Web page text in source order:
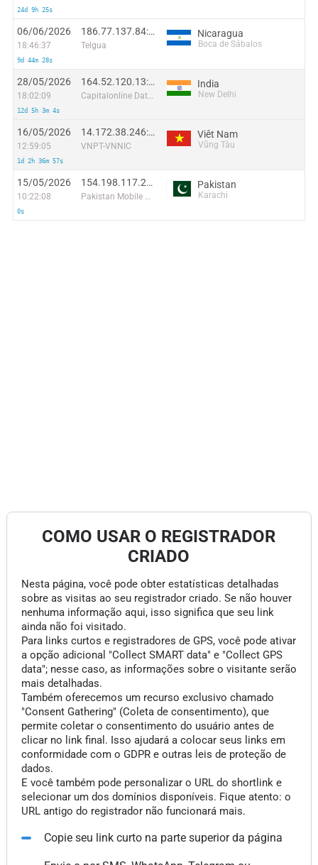
24d 9h 25s
06/06/2026
18:46:37
9d 44m 28s
186.77.137.84:15853
Telgua
Nicaragua
Boca de Sábalos
28/05/2026
18:02:09
12d 5h 3m 4s
164.52.120.13:15529
Capitalonline Data Service (HK) Co
India
New Delhi
16/05/2026
12:59:05
1d 2h 36m 57s
14.172.38.246:45744
VNPT-VNNIC
Viêt Nam
Vũng Tàu
15/05/2026
10:22:08
0s
154.198.117.254:39270
Pakistan Mobile Communications Limited
Pakistan
Karachi
COMO USAR O REGISTRADOR
CRIADO
Nesta página, você pode obter estatísticas detalhadas
sobre as visitas ao seu registrador criado. Se não houver
nenhuma informação aqui, isso significa que seu link
ainda não foi visitado.
Para links curtos e registradores de GPS, você pode ativar
a opção adicional "Collect SMART data" e "Collect GPS
data"; nesse caso, as informações sobre o visitante serão
mais detalhadas.
Também oferecemos um recurso exclusivo chamado
"Consent Gathering" (Coleta de consentimento), que
permite coletar o consentimento do usuário antes de
clicar no link final. Isso ajudará a colocar seus links em
conformidade com o GDPR e outras leis de proteção de
dados.
E você também pode personalizar o URL do shortlink e
selecionar um dos domínios disponíveis. Fique atento: o
URL antigo do registrador não funcionará mais.
Copie seu link curto na parte superior da página